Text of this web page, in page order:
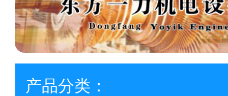
产品分类：